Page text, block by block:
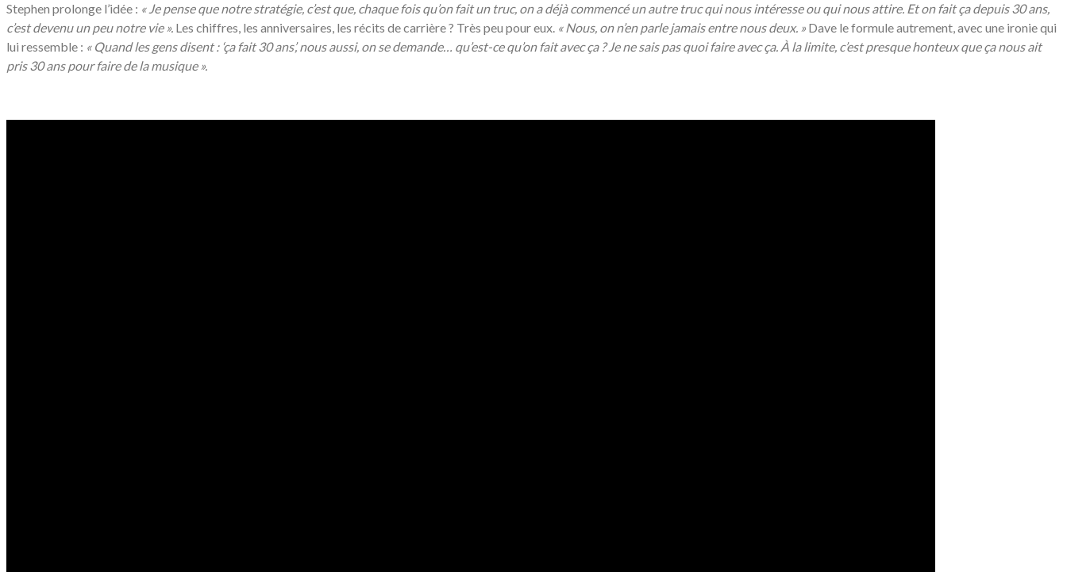
Stephen prolonge l’idée : «Je pense que notre stratégie, c’est que, chaque fois qu’on fait un truc, on a déjà commencé un autre truc qui nous intéresse ou qui nous attire. Et on fait ça depuis 30 ans,
c’est devenu un peu notre vie ». Les chiffres, les anniversaires, les récits de carrière ? Très peu pour eux. «Nous, on n’en parle jamais entre nous deux. »Dave le formule autrement, avec une ironie qui
lui ressemble : « Quand les gens disent : ‘ça fait 30 ans’, nous aussi, on se demande… qu’est-ce qu’on fait avec ça ? Je ne sais pas quoi faire avec ça. À la limite, c’est presque honteux que ça nous ait
pris 30 ans pour faire de la musique ».